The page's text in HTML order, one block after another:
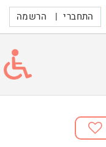
התחברי | הרשמה